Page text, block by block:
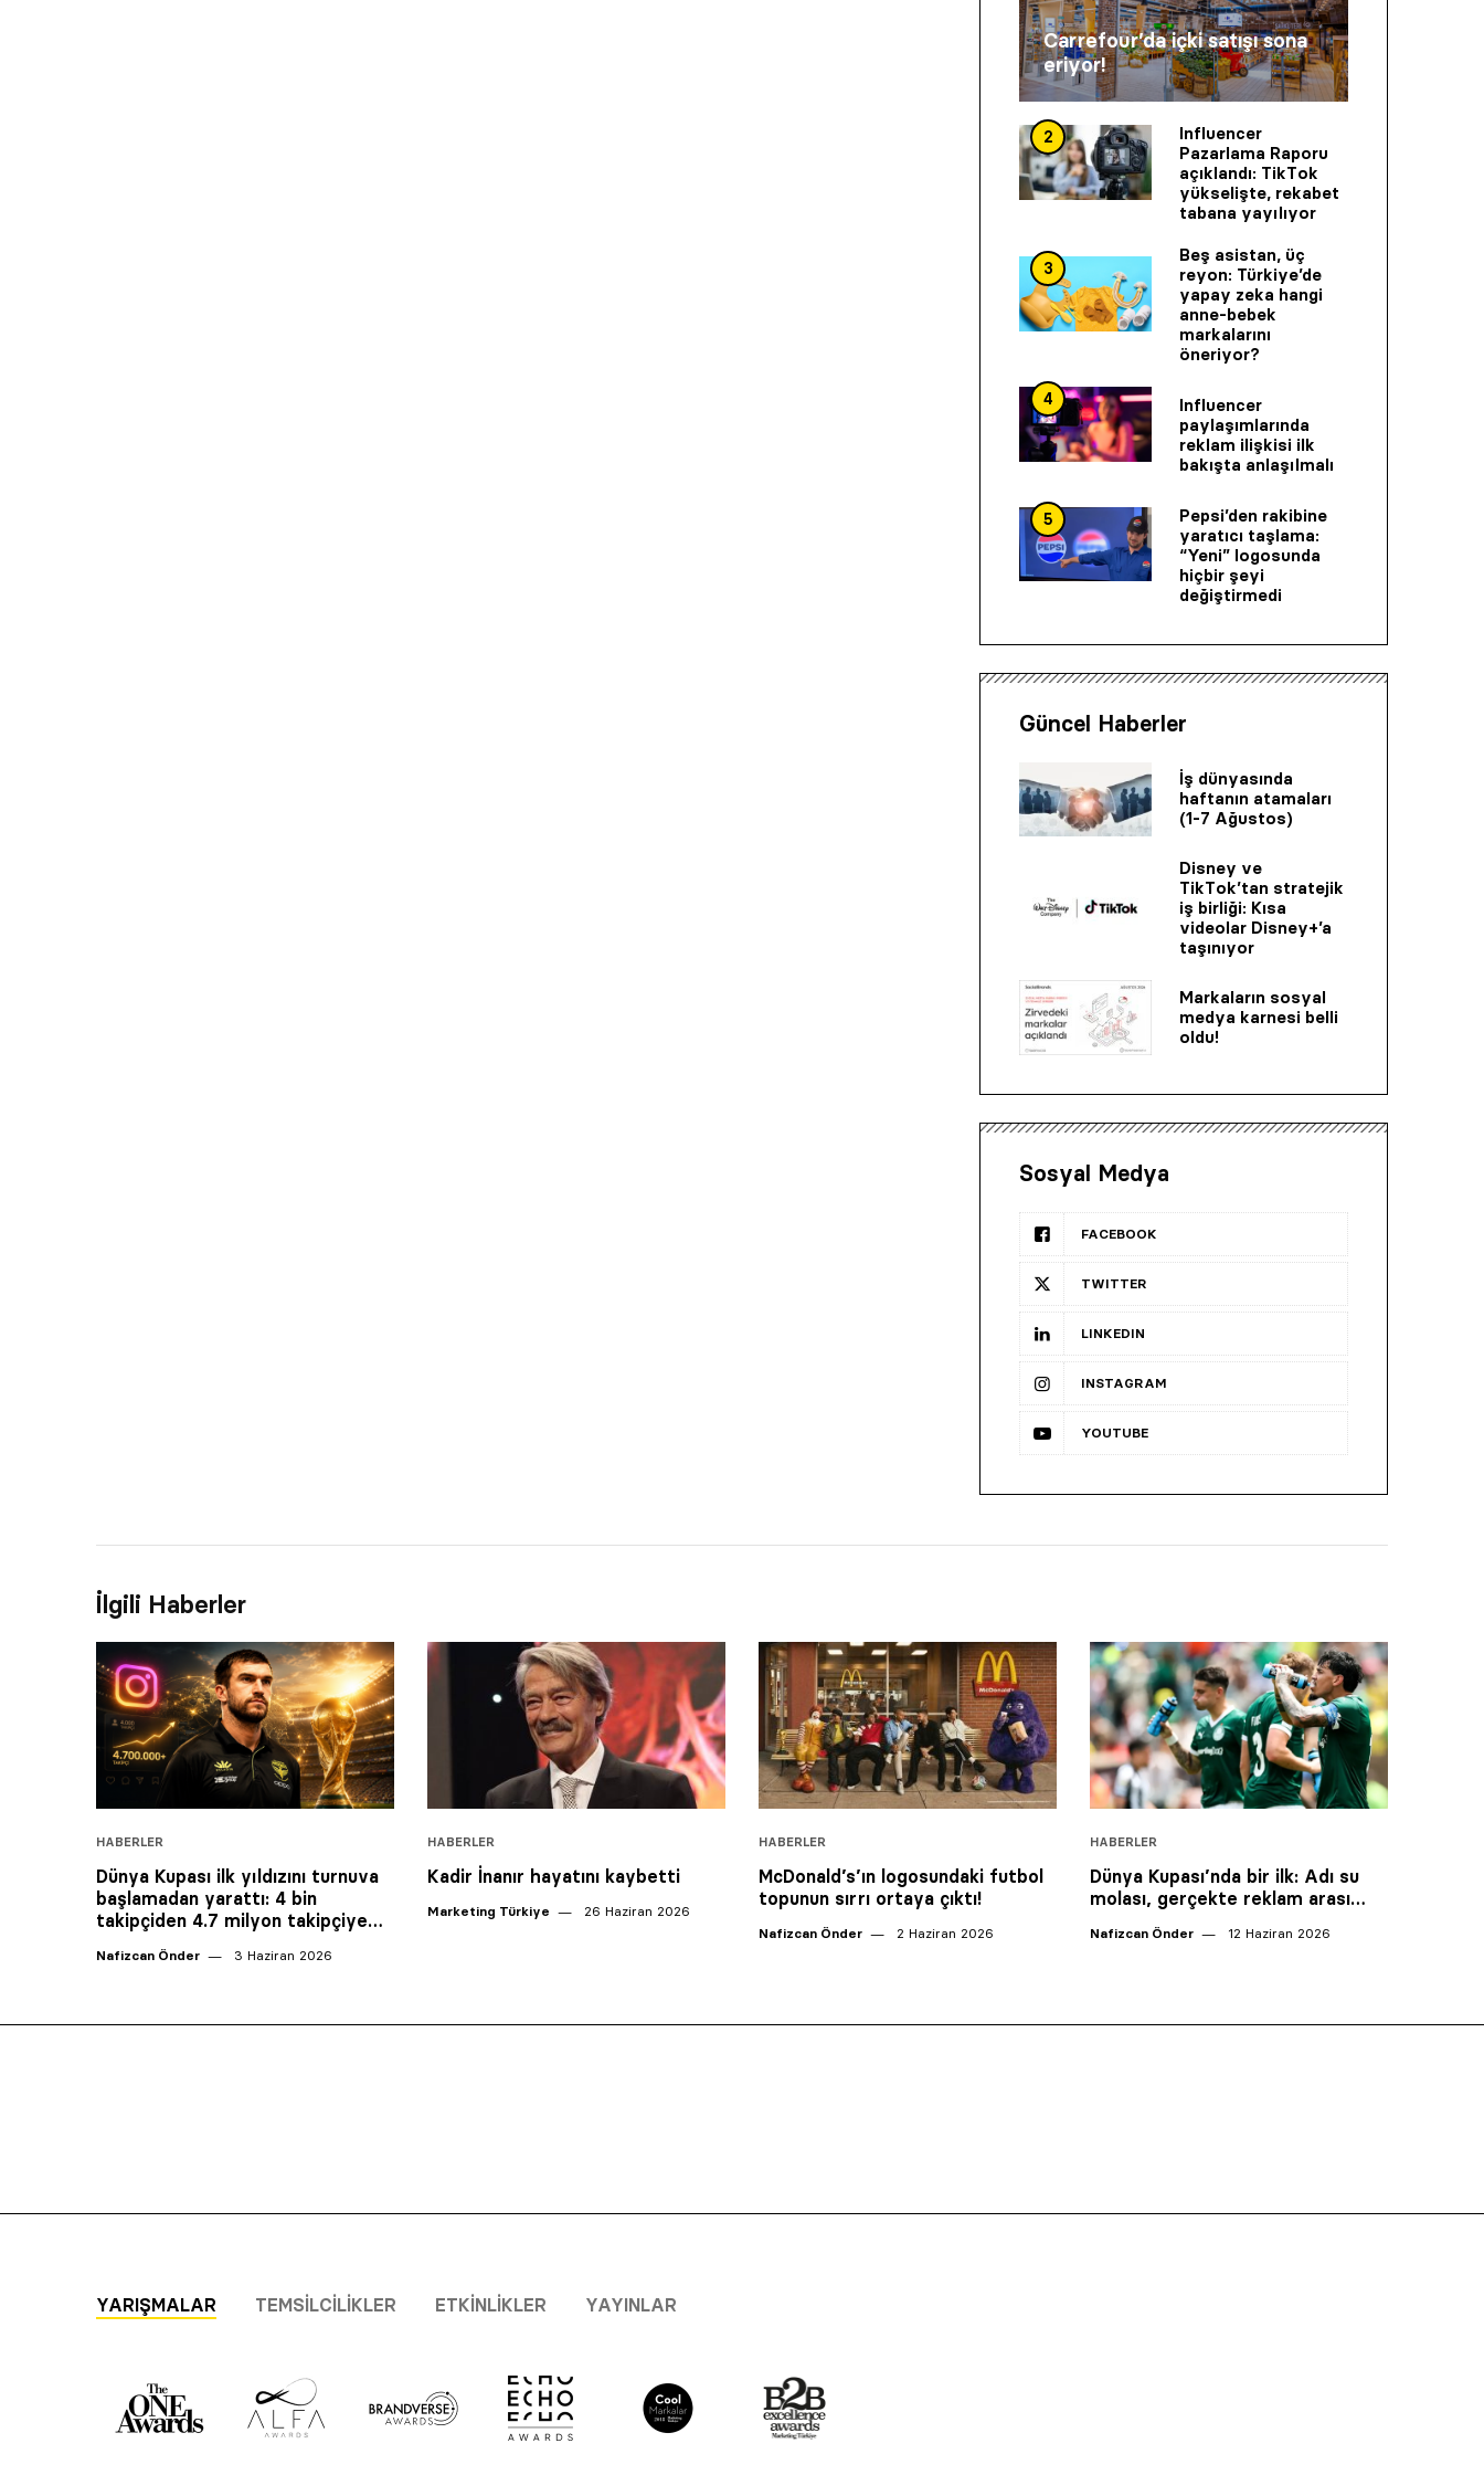
Carrefour’da içki satışı sona
eriyor!
2
Influencer
Pazarlama Raporu
açıklandı: TikTok
yükselişte, rekabet
tabana yayılıyor
3
Beş asistan, üç
reyon: Türkiye’de
yapay zeka hangi
anne-bebek
markalarını
öneriyor?
4
Influencer
paylaşımlarında
reklam ilişkisi ilk
bakışta anlaşılmalı
5
Pepsi’den rakibine
yaratıcı taşlama:
“Yeni” logosunda
hiçbir şeyi
değiştirmedi
Güncel Haberler
İş dünyasında
haftanın atamaları
(1-7 Ağustos)
Disney ve
TikTok’tan stratejik
iş birliği: Kısa
videolar Disney+’a
taşınıyor
Markaların sosyal
medya karnesi belli
oldu!
Sosyal Medya
FACEBOOK
TWITTER
LINKEDIN
INSTAGRAM
YOUTUBE
İlgili Haberler
HABERLER
Dünya Kupası ilk yıldızını turnuva
başlamadan yarattı: 4 bin
takipçiden 4.7 milyon takipçiye…
Nafizcan Önder 3 Haziran 2026
HABERLER
Kadir İnanır hayatını kaybetti
Marketing Türkiye 26 Haziran 2026
HABERLER
McDonald’s’ın logosundaki futbol
topunun sırrı ortaya çıktı!
Nafizcan Önder 2 Haziran 2026
HABERLER
Dünya Kupası’nda bir ilk: Adı su
molası, gerçekte reklam arası…
Nafizcan Önder 12 Haziran 2026
YARIŞMALAR TEMSILCILIKLER ETKINLIKLER YAYINLAR